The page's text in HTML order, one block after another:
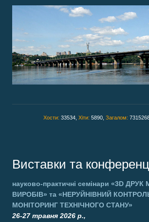
Хости: 33534, Хіти: 5890, Загалом:
Виставки та
науково-практичні семінари «3D ДРУК
ВИРОБІВ» та «НЕРУЙНІВНИЙ
МОНІТОРИНГ ТЕХНІЧНОГО СТАНУ»
26-27 травня 2026 р.,